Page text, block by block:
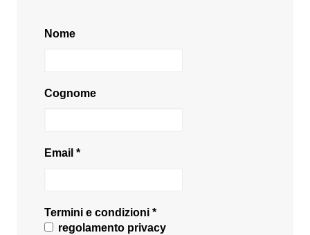
Nome
Cognome
Email *
Termini e condizioni *
regolamento privacy